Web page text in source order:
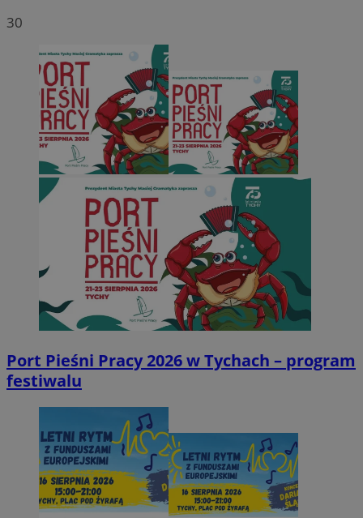
30
Port Pieśni Pracy 2026 w Tychach – program
festiwalu